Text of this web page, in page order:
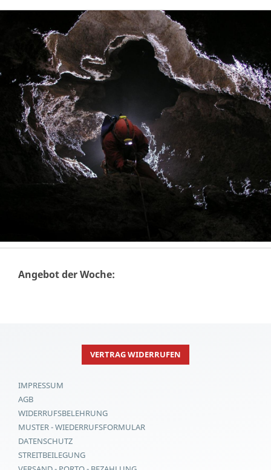
Angebot der Woche:
VERTRAG WIDERRUFEN
IMPRESSUM
AGB
WIDERRUFSBELEHRUNG
MUSTER - WIEDERRUFSFORMULAR
DATENSCHUTZ
STREITBEILEGUNG